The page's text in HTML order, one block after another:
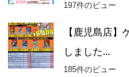
197件のビュー
【鹿児島店】
しました...
185件のビュー